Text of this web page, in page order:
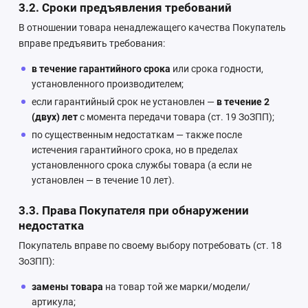
3.2. Сроки предъявления требований
В отношении товара ненадлежащего качества Покупатель
вправе предъявить требования:
в течение гарантийного срока или срока годности,
установленного производителем;
если гарантийный срок не установлен —в течение 2
(двух) летс момента передачи товара (ст. 19 ЗоЗПП);
по существенным недостаткам — также после
истечения гарантийного срока, но в пределах
установленного срока службы товара (а если не
установлен — в течение 10 лет).
3.3. Права Покупателя при обнаружении
недостатка
Покупатель вправе по своему выбору потребовать (ст. 18
ЗоЗПП):
замены товара на товар той же марки/модели/
артикула;